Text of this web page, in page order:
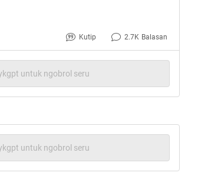
Kutip 2.7K Balasan
untuk ngobrol seru
untuk ngobrol seru